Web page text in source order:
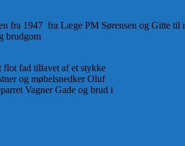
fra 1947 fra Læge PM Sørensen og Gitte til
brudgom
flot fad tillavet af et stykke
og møbelsnedker Oluf
Vagner Gade og brud i